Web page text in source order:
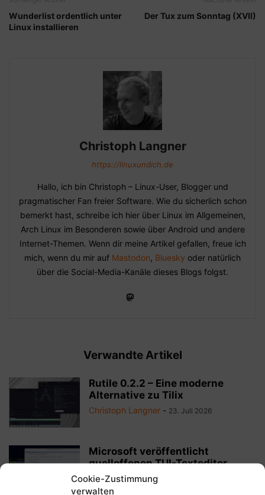
Cookie-Zustimmung
verwalten
Wunderlist ordentlich unter
Linux installieren
Der Tux zum Sonntag (XVII)
Christoph Langner
https://linuxundich.de
Hallo, ich bin Christoph – Linux-User, Blogger und
pragmatischer Fan freier Software. Wie du sicherlich schon
bemerkt hast, schreibe ich hier über Linux im Allgemeinen,
Arch Linux im Besonderen sowie über Android und andere
Internet-Themen. Wenn dir meine Artikel gefallen, freue ich
mich, wenn du mir auf Mastodon Bluesky oder natürlich
über die Social-Media-Kanäle dieses Blogs folgst.
Verwandte Artikel
Rutile 0.2.2 – Eine moderne
Alternative zu Tilix
Christoph Langner - 23. Juli 2026
Microsoft veröffentlicht
quelloffenen TUI-Texteditor
„Edit“ für Windows und Linux
Christoph Langner